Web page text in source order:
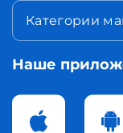
Категории
Наше